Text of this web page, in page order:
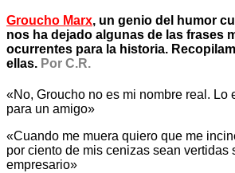
Groucho Marx, un genio del humor
nos ha dejado algunas de las frases
ocurrentes para la historia.
ellas. Por C.R.
«No, Groucho no es mi nombre real. Lo
para un amigo»
«Cuando me muera quiero que me
por ciento de mis cenizas sean vertidas
empresario»